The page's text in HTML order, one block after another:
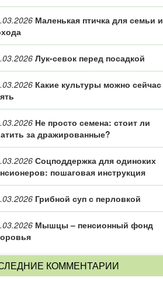
Маленькая птичка для семьи и
Лук-севок перед посадкой
Какие культуры можно сейчас
Не просто семена: стоит ли
за дражированные?
Соцподдержка для одиноких
пошаговая инструкция
Грибной суп с перловкой
Мышцы – пенсионный фонд
КОММЕНТАРИИ